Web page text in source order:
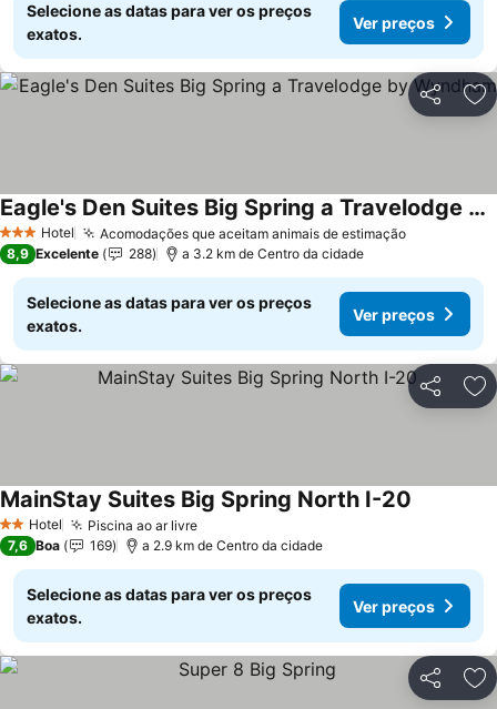
Selecione as datas para ver os preços
exatos.
Ver preços
Partilhar
3 EstrelasHotel Acomodações que aceitam animais de estimaçãoVer preços
Eagle's Den Suites Big Spring a Travelodge by Wyndham
Ver preços
8,9 Excelente 288 a 3.2 km de Centro da cidade
Selecione as datas para ver os preços
exatos.
Ver preços
Partilhar
2 Estrelas
Hotel Piscina ao ar livreVer preços
MainStay Suites Big Spring North I-20
7,6 Boa 169 a 2.9 km de Centro da cidade
Selecione as datas para ver os preços
exatos.
Ver preços
Partilhar